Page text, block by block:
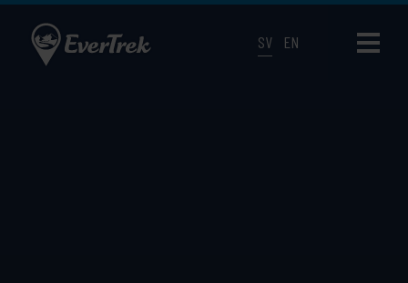
SV EN